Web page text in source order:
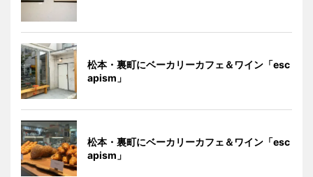
松本・裏町にベーカリーカフェ＆ワイン「esc
apism」
松本・裏町にベーカリーカフェ＆ワイン「esc
apism」